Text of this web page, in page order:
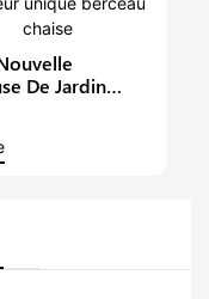
De Jardin
Unique